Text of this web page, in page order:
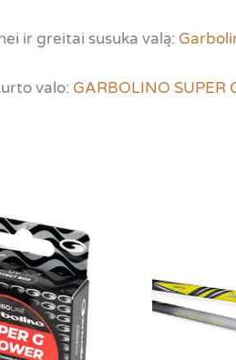
ir greitai susuka valą:
valo: GARBOLINO SUPER